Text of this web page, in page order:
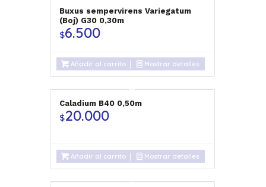
Buxus sempervirens Variegatum
(Boj) G30 0,30m
$6.500
Añadir al carrito Mostrar detalles
Caladium B40 0,50m
$20.000
Añadir al carrito Mostrar detalles